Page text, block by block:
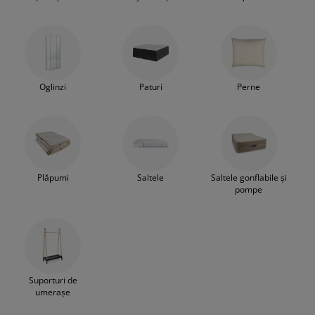
Oglinzi Paturi Perne
Plăpumi Saltele
Saltele gonflabile și
pompe
Suporturi de
umerașe